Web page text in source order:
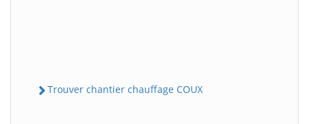
Trouver chantier chauffage COUX